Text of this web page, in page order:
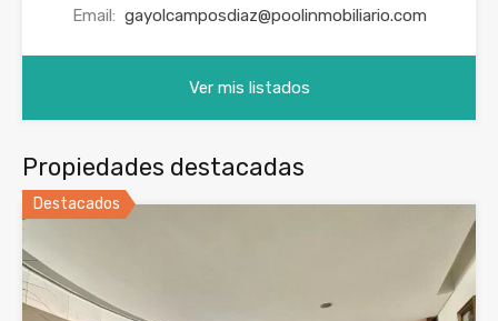
Email: gayolcamposdiaz@poolinmobiliario.com
Ver mis listados
Propiedades destacadas
Destacados